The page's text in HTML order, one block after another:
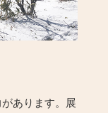
あります。展